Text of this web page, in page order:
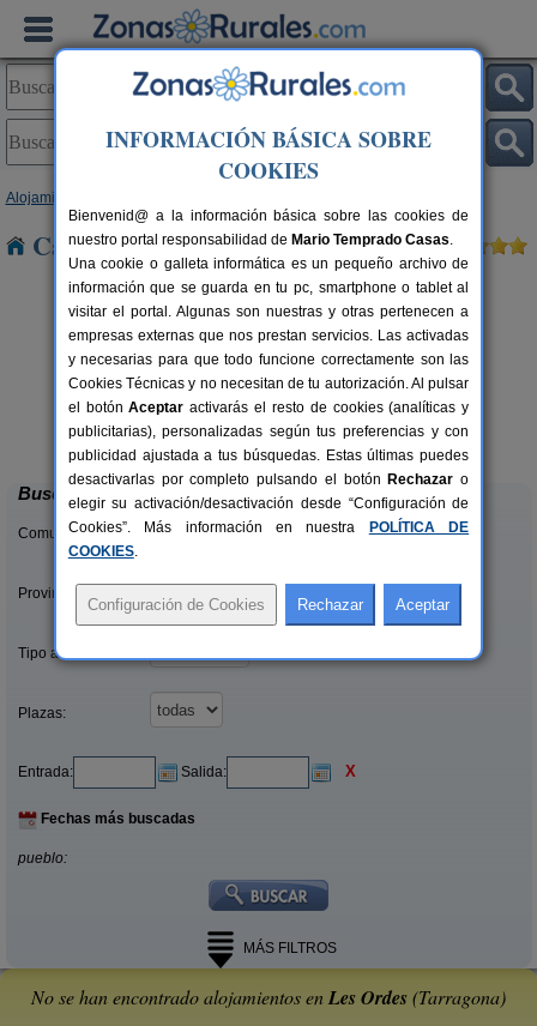
Alojamientos
Casas Rurales cerca de Les Ordes
2-7+2 pers.
desde69 €
Ca Calbet
Margalef (Tarragona)
Buscar
Comunidades:
Provincias/Islas:
Tipo alquiler:
Plazas:
Entrada: Salida: X
Fechas más buscadas
pueblo:
MÁS FILTROS
No se han encontrado alojamientos enLes Ordes(Tarragona)
INFORMACIÓN BÁSICA SOBRE
COOKIES
Bienvenid@ a la información básica sobre las cookies de
nuestro portal responsabilidad de Mario Temprado Casas.
Una cookie o galleta informática es un pequeño archivo de
información que se guarda en tu pc, smartphone o tablet al
visitar el portal. Algunas son nuestras y otras pertenecen a
empresas externas que nos prestan servicios. Las activadas
y necesarias para que todo funcione correctamente son las
Cookies Técnicas y no necesitan de tu autorización. Al pulsar
el botónAceptar activarás el resto de cookies (analíticas y
publicitarias), personalizadas según tus preferencias y con
publicidad ajustada a tus búsquedas. Estas últimas puedes
desactivarlas por completo pulsando el botón Rechazar o
elegir su activación/desactivación desde “Configuración de
Cookies”. Más información en nuestra
POLÍTICA DE
COOKIES.